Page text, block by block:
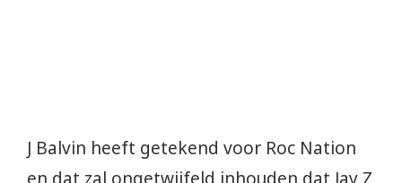
J Balvin heeft getekend voor Roc Nation
en dat zal ongetwijfeld inhouden dat Jay Z